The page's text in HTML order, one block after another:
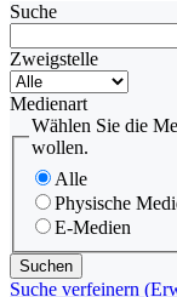
Suche
Zweigstelle
Medienart
Wählen Sie die
wollen.
Alle
Physische
E-Medien
Suche verfeinern